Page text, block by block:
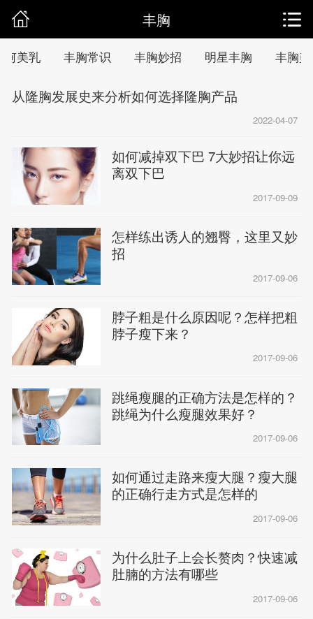
丰胸
何美乳 丰胸常识 丰胸妙招 明星丰胸 丰胸
从隆胸发展史来分析如何选择隆胸产品
2022-04-07
如何减掉双下巴 7大妙招让你远
离双下巴
2017-09-09
怎样练出诱人的翘臀，这里又妙
招
2017-09-06
脖子粗是什么原因呢？怎样把粗
脖子瘦下来？
2017-09-06
跳绳瘦腿的正确方法是怎样的？
跳绳为什么瘦腿效果好？
2017-09-06
如何通过走路来瘦大腿？瘦大腿
的正确行走方式是怎样的
2017-09-06
为什么肚子上会长赘肉？快速减
肚腩的方法有哪些
2017-09-06